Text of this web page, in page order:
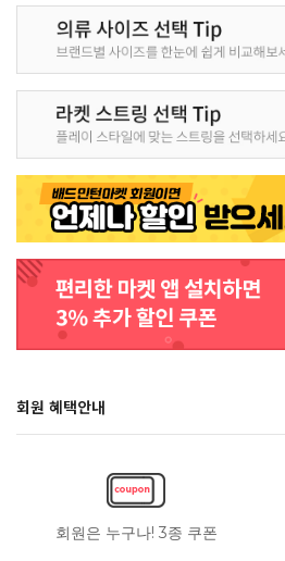
회원 혜택안내
회원은 누구나! 3종 쿠폰